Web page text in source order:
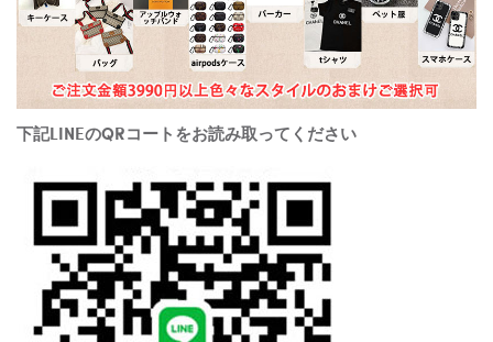
下記LINEのQRコートをお読み取ってください